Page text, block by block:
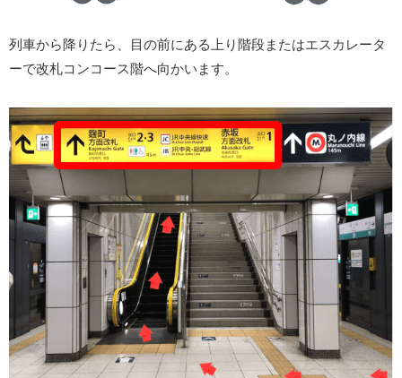
列車から降りたら、目の前にある上り階段またはエスカレータ
ーで改札コンコース階へ向かいます。